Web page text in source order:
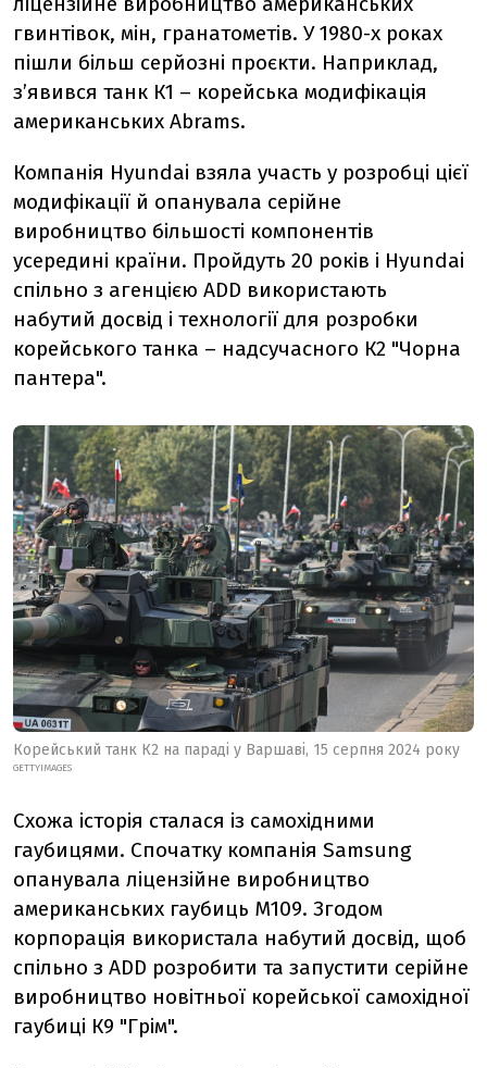
гвинтівок, мін, гранатометів. У 1980-х роках
пішли більш серйозні проєкти. Наприклад,
з’явився танк К1 – корейська модифікація
американських Abrams.
Компанія Hyundai взяла участь у розробці цієї
модифікації й опанувала серійне
виробництво більшості компонентів
усередині країни. Пройдуть 20 років і Hyundai
спільно з агенцією ADD використають
набутий досвід і технології для розробки
корейського танка – надсучасного К2 "Чорна
пантера".
Корейський танк К2 на параді у Варшаві, 15 серпня 2024 року
GETTYIMAGES
Схожа історія сталася із самохідними
гаубицями. Спочатку компанія Samsung
опанувала ліцензійне виробництво
американських гаубиць М109. Згодом
корпорація використала набутий досвід, щоб
спільно з ADD розробити та запустити серійне
виробництво новітньої корейської самохідної
гаубиці К9 "Грім".